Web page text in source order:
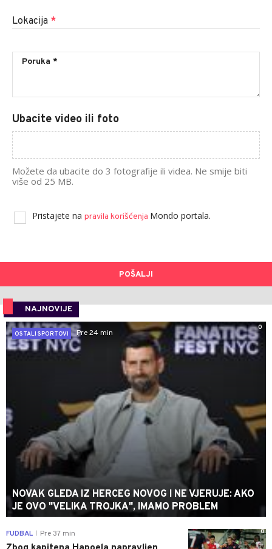
Lokacija *
Ubacite video ili foto
Možete da ubacite do 3 fotografije ili videa. Ne smije biti
više od 25 MB.
Pristajete na pravila korišćenja Mondo portala.
POŠALJI
NAJNOVIJE
0
OSTALI SPORTOVI
Pre 24 min
NOVAK GLEDA IZ HERCEG NOVOG I NE VJERUJE: AKO
JE OVO "VELIKA TROJKA", IMAMO PROBLEM
0
FUDBAL Pre 37 min